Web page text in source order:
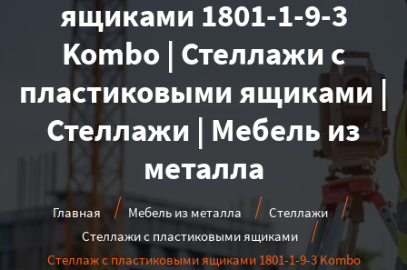
ящиками 1801-1-9-3
Kombo | Стеллажи с
пластиковыми ящиками |
Стеллажи | Мебель из
металла
Главная Мебель из металла
Стеллажи
Стеллажи с пластиковыми ящиками
Стеллаж с пластиковыми ящиками 1801-1-9-3 Kombo